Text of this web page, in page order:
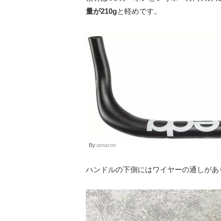
量が210gと軽めです。
By:amazon
ハンドルの下側にはワイヤーの通しがあ